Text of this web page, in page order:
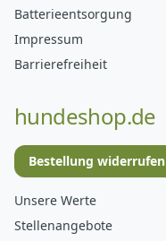
Batterieentsorgung
Impressum
Barrierefreiheit
hundeshop.de
Bestellung widerrufen
Unsere Werte
Stellenangebote